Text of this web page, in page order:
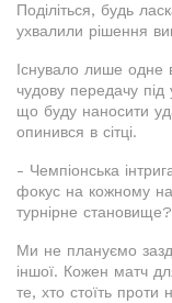
Поділіться, будь
ухвалили рішення
Існувало лише одне
чудову передачу під
що буду наносити
опинився в сітці.
- Чемпіонська
фокус на кожному
турнірне становище?
Ми не плануємо
іншої. Кожен матч
те, хто стоїть проти